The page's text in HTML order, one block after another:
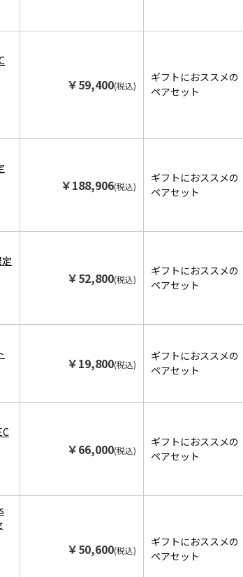
￥59,400(税込)
ギフトにおススメの
ペアセット
￥188,906(税込)
ギフトにおススメの
ペアセット
￥52,800(税込)
ギフトにおススメの
ペアセット
￥19,800(税込)
ギフトにおススメの
ペアセット
￥66,000(税込)
ギフトにおススメの
ペアセット
￥50,600(税込)
ギフトにおススメの
ペアセット